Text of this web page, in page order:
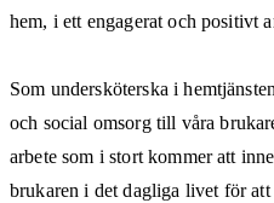
hem, i ett engagerat och positivt
Som undersköterska i
och social omsorg till våra
arbete som i stort kommer att
brukaren i det dagliga livet för